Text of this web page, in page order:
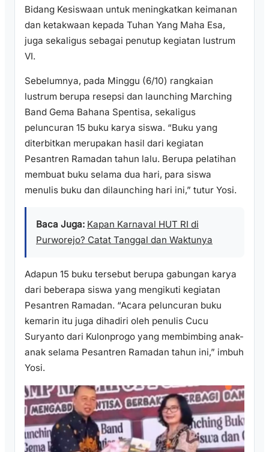
Bidang Kesiswaan untuk meningkatkan keimanan
dan ketakwaan kepada Tuhan Yang Maha Esa,
juga sekaligus sebagai penutup kegiatan lustrum
VI.
Sebelumnya, pada Minggu (6/10) rangkaian
lustrum berupa resepsi dan launching Marching
Band Gema Bahana Spentisa, sekaligus
peluncuran 15 buku karya siswa. “Buku yang
diterbitkan merupakan hasil dari kegiatan
Pesantren Ramadan tahun lalu. Berupa pelatihan
membuat buku selama dua hari, para siswa
menulis buku dan dilaunching hari ini,” tutur Yosi.
Baca Juga: Kapan Karnaval HUT RI di
Purworejo? Catat Tanggal dan Waktunya
Adapun 15 buku tersebut berupa gabungan karya
dari beberapa siswa yang mengikuti kegiatan
Pesantren Ramadan. “Acara peluncuran buku
kemarin itu juga dihadiri oleh penulis Cucu
Suryanto dari Kulonprogo yang membimbing anak-
anak selama Pesantren Ramadan tahun ini,” imbuh
Yosi.